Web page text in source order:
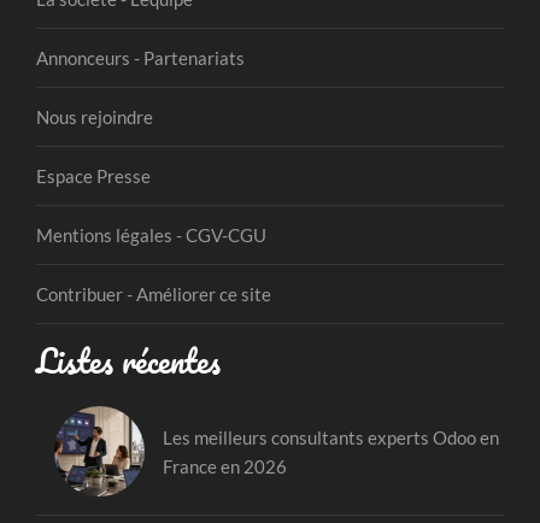
Annonceurs - Partenariats
Nous rejoindre
Espace Presse
Mentions légales - CGV-CGU
Contribuer - Améliorer ce site
Listes récentes
Les meilleurs consultants experts Odoo en
France en 2026